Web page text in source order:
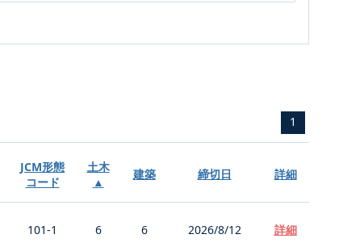
1
JCM形態
コード
土木
▲
建築 締切日 詳細
101-1 6 6 2026/8/12 詳細